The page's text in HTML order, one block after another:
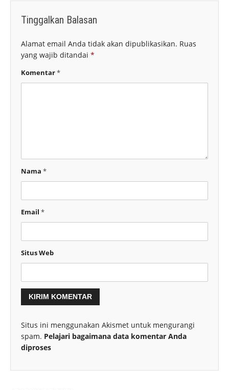
Tinggalkan Balasan
Alamat email Anda tidak akan dipublikasikan. Ruas
yang wajib ditandai *
Komentar*
Nama *
Email *
Situs Web
Situs ini menggunakan Akismet untuk mengurangi
spam. Pelajari bagaimana data komentar Anda
diproses